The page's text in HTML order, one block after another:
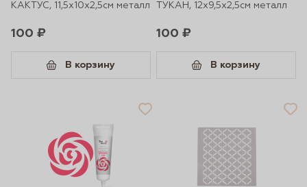
КАКТУС, 11,5х10х2,5см металл
100 ₽
В корзину
ТУКАН, 12х9,5х2,5см металл
100 ₽
В корзину